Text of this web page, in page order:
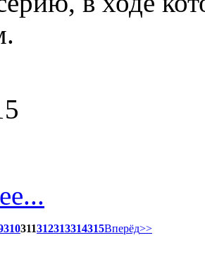
310311312313314315Вперёд>>